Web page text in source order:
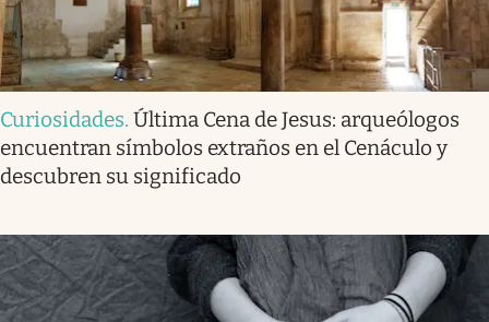
Curiosidades. Última Cena de Jesus: arqueólogos
encuentran símbolos extraños en el Cenáculo y
descubren su significado